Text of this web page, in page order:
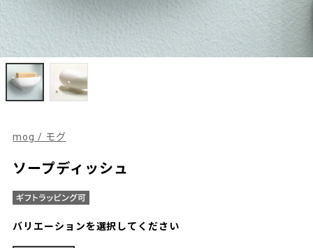
mog / モグ
ソープディッシュ
バリエーションを選択してください